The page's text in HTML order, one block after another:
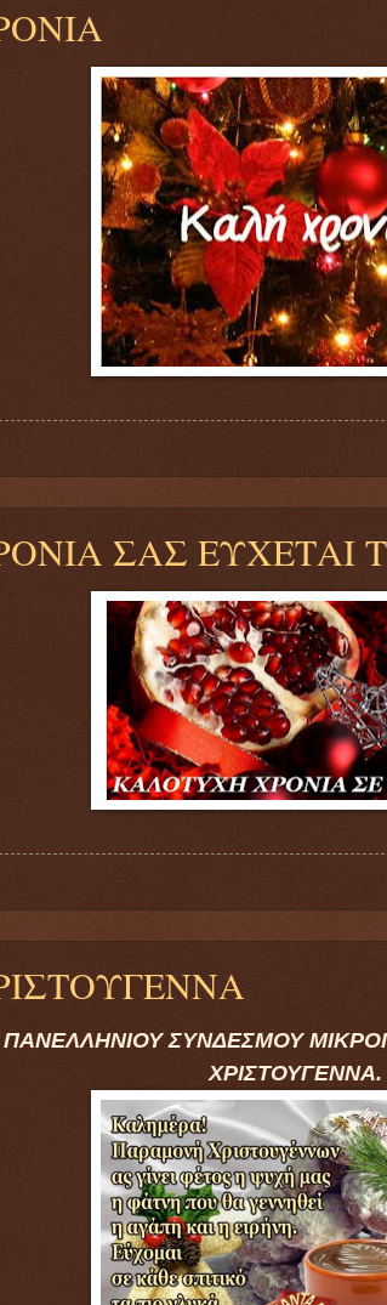
ΣΑΣ ΕΥΧΕΤΑΙ
ΠΑΝΕΛΛΗΝΙΟΥ ΣΥΝΔΕΣΜΟΥ
ΧΡΙΣΤΟΥΓΕΝΝΑ.